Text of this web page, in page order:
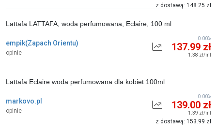
z dostawą: 148.25 zł
empik(Zapach Orientu)
opinie
Lattafa LATTAFA, woda perfumowana, Eclaire, 100 ml
137.99 zł
1.38 zł/ml
0.00%
markovo.pl
opinie
Lattafa Eclaire woda perfumowana dla kobiet 100ml
139.00 zł
1.39 zł/ml
z dostawą: 153.99 zł
0.00%